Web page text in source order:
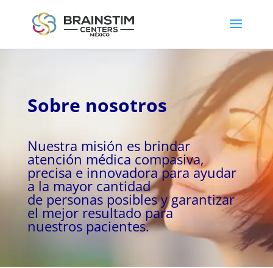
Sobre nosotros
Nuestra misión es brindar
atención médica compasiva,
precisa e innovadora para ayudar
a la mayor cantidad
de personas posibles y garantizar
el mejor resultado para
nuestros pacientes.